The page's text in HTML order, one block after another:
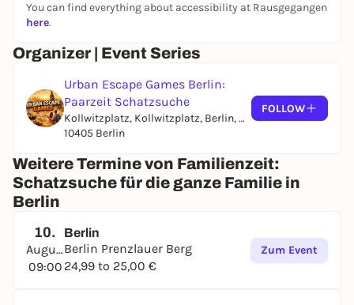
Euer Handy als Kompass
Mit dem Smartphone in der Hand und Neugier im
Herzen wird Berlin zum Spielplatz für die ganze
Familie. Technik trifft auf Kindheitserinnerung – ein
echtes Abenteuer für alle Generationen.
Berlin mit Kinderaugen entdecken
Löst Rätsel, findet geheime Orte und teilt
weiterwisst, hilft euer Host gerne weiter.
Bereit für euer Familienabenteuer?App laden, Code
eingeben, losziehen – und Berlin durch eure Augen
Wie läuft der Kurs ab?
Einfach loslegen:Mit eurem persönlichen
You can find everything about accessibility at Rausgegangen
here.
Organizer | Event Series
Urban Escape Games Berlin:
Paarzeit Schatzsuche
Kollwitzplatz, Kollwitzplatz, Berlin, Germany
10405 Berlin
FOLLOW
Weitere Termine von Familienzeit:
Schatzsuche für die ganze Familie in
Berlin
10.
August
09:00
Berlin
Berlin Prenzlauer Berg
24,99 to 25,00 €
Zum Event